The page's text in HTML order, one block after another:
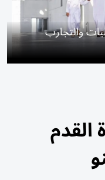
والتجارب
القدم